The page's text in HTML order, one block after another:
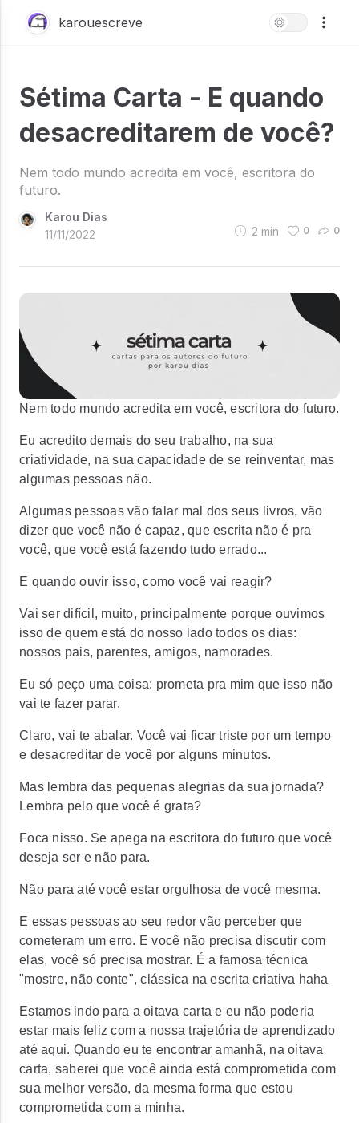
karouescreve
Sétima Carta - E quando
desacreditarem de você?
Nem todo mundo acredita em você, escritora do
futuro.
Karou Dias
11/11/2022
2 min 0 0
Nem todo mundo acredita em você, escritora do futuro.
Eu acredito demais do seu trabalho, na sua
criatividade, na sua capacidade de se reinventar, mas
algumas pessoas não.
Algumas pessoas vão falar mal dos seus livros, vão
dizer que você não é capaz, que escrita não é pra
você, que você está fazendo tudo errado...
E quando ouvir isso, como você vai reagir?
Vai ser difícil, muito, principalmente porque ouvimos
isso de quem está do nosso lado todos os dias:
nossos pais, parentes, amigos, namorades.
Eu só peço uma coisa: prometa pra mim que isso não
vai te fazer parar.
Claro, vai te abalar. Você vai ficar triste por um tempo
e desacreditar de você por alguns minutos.
Mas lembra das pequenas alegrias da sua jornada?
Lembra pelo que você é grata?
Foca nisso. Se apega na escritora do futuro que você
deseja ser e não para.
Não para até você estar orgulhosa de você mesma.
E essas pessoas ao seu redor vão perceber que
cometeram um erro. E você não precisa discutir com
elas, você só precisa mostrar. É a famosa técnica
"mostre, não conte", clássica na escrita criativa haha
Estamos indo para a oitava carta e eu não poderia
estar mais feliz com a nossa trajetória de aprendizado
até aqui. Quando eu te encontrar amanhã, na oitava
carta, saberei que você ainda está comprometida com
sua melhor versão, da mesma forma que estou
comprometida com a minha.